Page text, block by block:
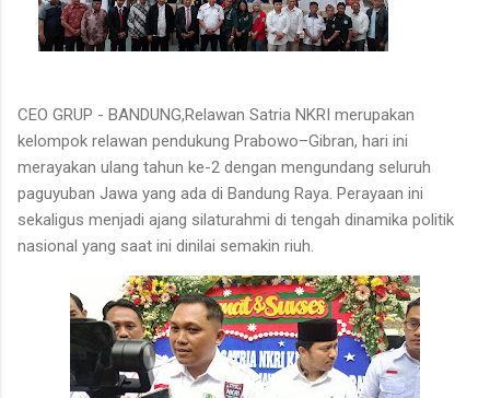
CEO GRUP - BANDUNG,Relawan Satria NKRI merupakan
kelompok relawan pendukung Prabowo–Gibran, hari ini
merayakan ulang tahun ke-2 dengan mengundang seluruh
paguyuban Jawa yang ada di Bandung Raya. Perayaan ini
sekaligus menjadi ajang silaturahmi di tengah dinamika politik
nasional yang saat ini dinilai semakin riuh.